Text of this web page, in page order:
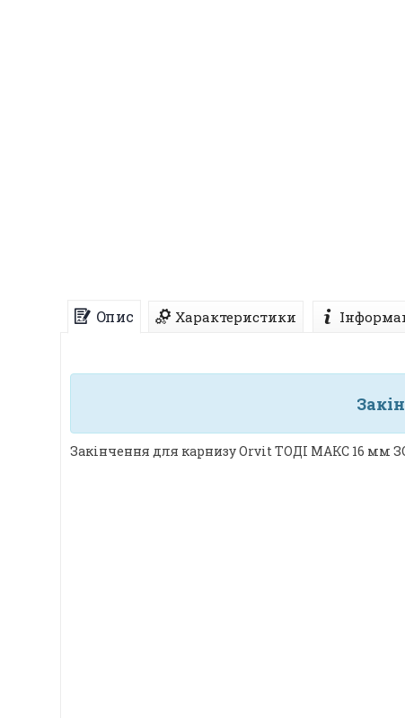
Опис Характеристики
Закінчення для карнизу Orvit ТОДІ МАКС 16 мм